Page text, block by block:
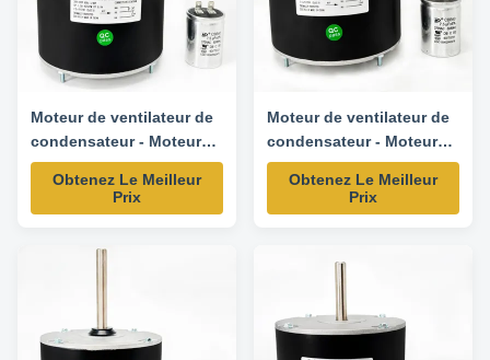
Moteur de ventilateur de
condensateur - Moteur
de remplacement 1/4HP
208-230V 60HZ 825RPM-
Y7S859D545L
Obtenez Le Meilleur
Prix
Moteur de ventilateur de
condensateur - Moteur
de remplacement 130W
208-230V 50HZ 825RPM-
K55HXAHS-4085
Obtenez Le Meilleur
Prix